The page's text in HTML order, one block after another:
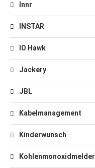
Innr
INSTAR
IO Hawk
Jackery
JBL
Kabelmanagement
Kinderwunsch
Kohlenmonoxidmelder